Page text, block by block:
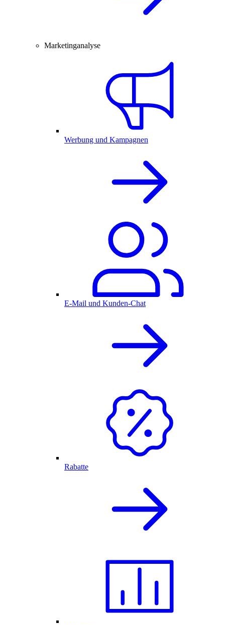
Marketinganalyse
Werbung und Kampagnen
E-Mail und Kunden-Chat
Rabatte